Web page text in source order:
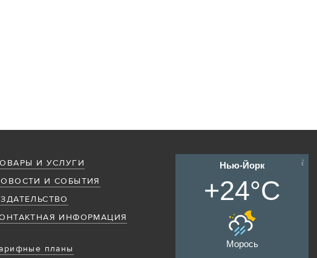
И УСЛУГИ
И СОБЫТИЯ
ИНФОРМАЦИЯ
планы
Нью-Йорк
+24°C
Морось